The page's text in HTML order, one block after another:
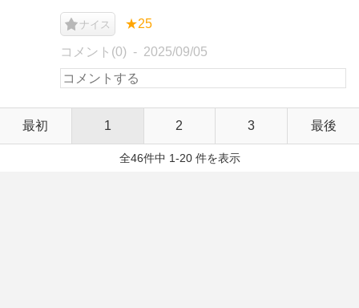
ナイス ★25
コメント(0) 2025/09/05
最初 1 2 3 最後
全46件中 1-20 件を表示